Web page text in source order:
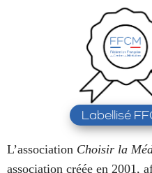
Labellisé
L’association Choisir la
association créée en 2001,